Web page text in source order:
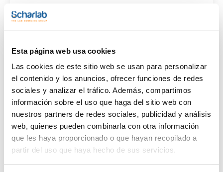
Esta página web usa cookies
Las cookies de este sitio web se usan para personalizar
el contenido y los anuncios, ofrecer funciones de redes
sociales y analizar el tráfico. Además, compartimos
información sobre el uso que haga del sitio web con
nuestros partners de redes sociales, publicidad y análisis
web, quienes pueden combinarla con otra información
que les haya proporcionado o que hayan recopilado a
partir del uso que haya hecho de sus servicios.
Methanol
Ampoule(1)
Volumen
Disolvente Envase Volumen